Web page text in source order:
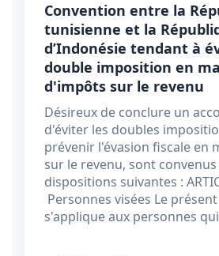
Convention entre la
tunisienne et la
d’Indonésie tendant à
double imposition en
d'impôts sur le revenu
Désireux de conclure un
d'éviter les doubles
prévenir l'évasion fiscale en
sur le revenu, sont convenus
dispositions suivantes :
Personnes visées Le
s'applique aux personnes